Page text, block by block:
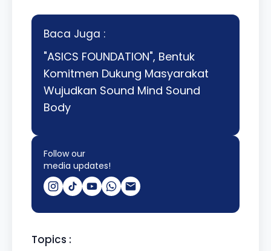
Baca Juga :
"ASICS FOUNDATION", Bentuk
Komitmen Dukung Masyarakat
Wujudkan Sound Mind Sound
Body
Follow our
media updates!
Topics :